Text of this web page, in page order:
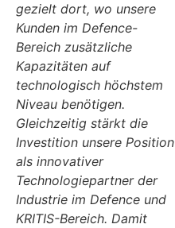
gezielt dort, wo unsere
Kunden im Defence-
Bereich zusätzliche
Kapazitäten auf
technologisch höchstem
Niveau benötigen.
Gleichzeitig stärkt die
Investition unsere Position
als innovativer
Technologiepartner der
Industrie im Defence und
KRITIS-Bereich. Damit